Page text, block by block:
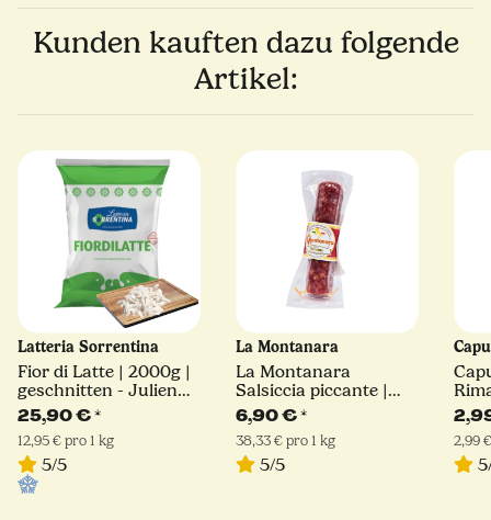
Kunden kauften dazu folgende
Artikel:
Latteria Sorrentina
Fior di Latte | 2000g |
geschnitten - Julienne
Schnitt | Latteria
Sorrentina
25,90 €*
12,95 € pro 1 kg
5/5
La Montanara
La Montanara
Salsiccia piccante |
180 g
6,90 €*
38,33 € pro 1 kg
5/5
2,99